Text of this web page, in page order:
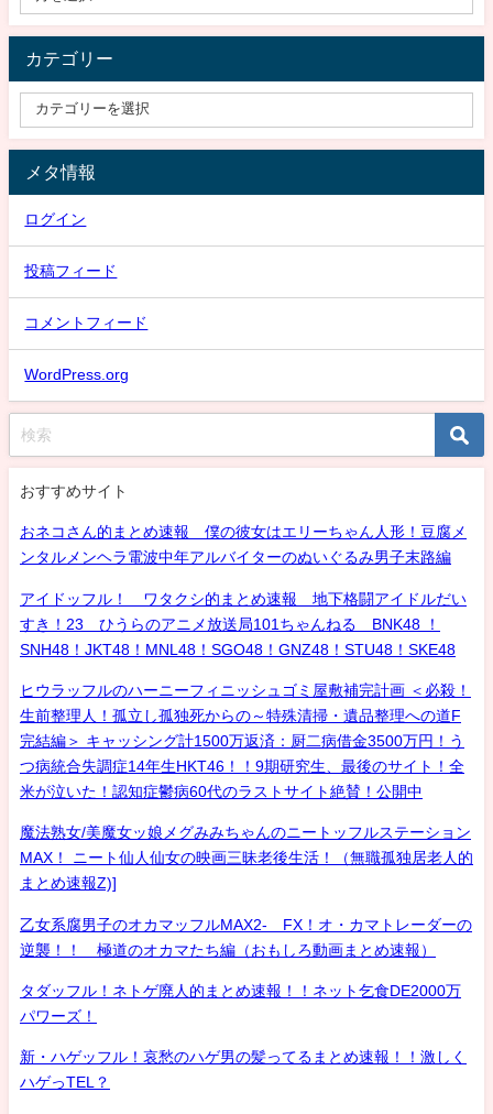
カテゴリー
メタ情報
ログイン
投稿フィード
コメントフィード
WordPress.org
おすすめサイト
おネコさん的まとめ速報 僕の彼女はエリーちゃん人形！豆腐メ
ンタルメンヘラ電波中年アルバイターのぬいぐるみ男子末路編
アイドッフル！ ワタクシ的まとめ速報 地下格闘アイドルだい
すき！23 ひうらのアニメ放送局101ちゃんねる BNK48 ！
SNH48！JKT48！MNL48！SGO48！GNZ48！STU48！SKE48
ヒウラッフルのハーニーフィニッシュゴミ屋敷補完計画 ＜必殺！
生前整理人！孤立し孤独死からの～特殊清掃・遺品整理への道F
完結編＞ キャッシング計1500万返済：厨二病借金3500万円！う
つ病統合失調症14年生HKT46！！9期研究生、最後のサイト！全
米が泣いた！認知症鬱病60代のラストサイト絶賛！公開中
魔法熟女/美魔女ッ娘メグみみちゃんのニートッフルステーション
MAX！ ニート仙人仙女の映画三昧老後生活！（無職孤独居老人的
まとめ速報Z)]
乙女系腐男子のオカマッフルMAX2- FX！オ・カマトレーダーの
逆襲！！ 極道のオカマたち編（おもしろ動画まとめ速報）
タダッフル！ネトゲ廃人的まとめ速報！！ネット乞食DE2000万
パワーズ！
新・ハゲッフル！哀愁のハゲ男の髪ってるまとめ速報！！激しく
ハゲっTEL？